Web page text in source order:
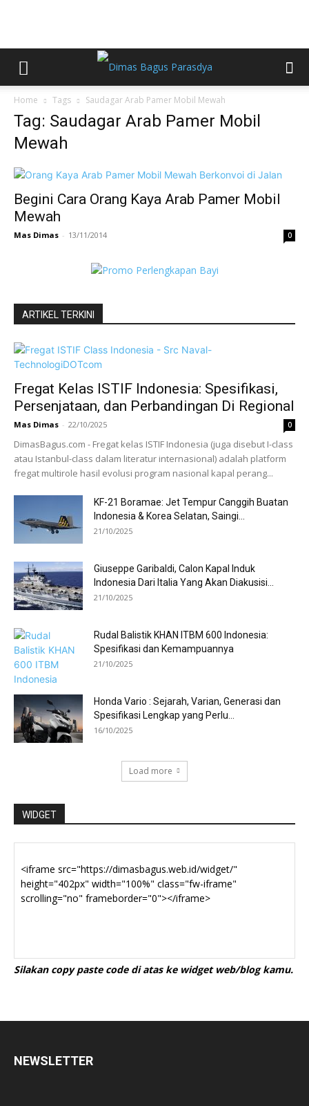
Home Tags Saudagar Arab Pamer Mobil Mewah
Tag: Saudagar Arab Pamer Mobil
Mewah
Begini Cara Orang Kaya Arab Pamer Mobil
Mewah
Mas Dimas - 13/11/2014 0
ARTIKEL TERKINI
Fregat Kelas ISTIF Indonesia: Spesifikasi,
Persenjataan, dan Perbandingan Di Regional
Mas Dimas - 22/10/2025 0
DimasBagus.com - Fregat kelas ISTIF Indonesia (juga disebut I-class
atau Istanbul-class dalam literatur internasional) adalah platform
fregat multirole hasil evolusi program nasional kapal perang...
KF-21 Boramae: Jet Tempur Canggih Buatan
Indonesia & Korea Selatan, Saingi...
21/10/2025
Giuseppe Garibaldi, Calon Kapal Induk
Indonesia Dari Italia Yang Akan Diakusisi...
21/10/2025
Rudal Balistik KHAN ITBM 600 Indonesia:
Spesifikasi dan Kemampuannya
21/10/2025
Honda Vario : Sejarah, Varian, Generasi dan
Spesifikasi Lengkap yang Perlu...
16/10/2025
Load more
WIDGET
Silakan copy paste code di atas ke widget web/blog kamu.
NEWSLETTER